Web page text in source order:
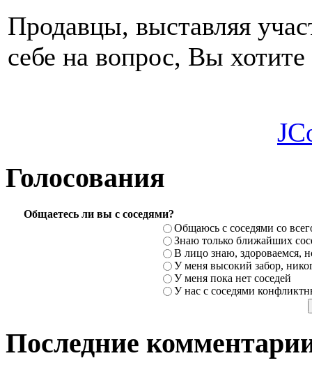
Продавцы, выставляя
себе на вопрос, Вы
Голосования
Общаетесь ли вы с соседями?
Общаюсь с соседями со
Знаю только ближайших
В лицо знаю, здороваемся,
У меня высокий забор,
У меня пока нет соседей
У нас с соседями
Последние